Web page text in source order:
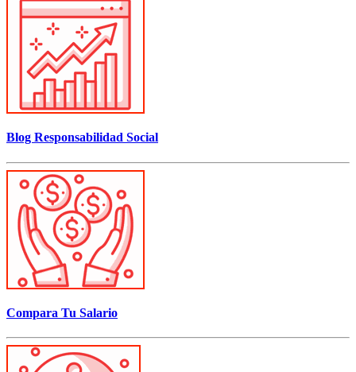
Blog Responsabilidad Social
Compara Tu Salario